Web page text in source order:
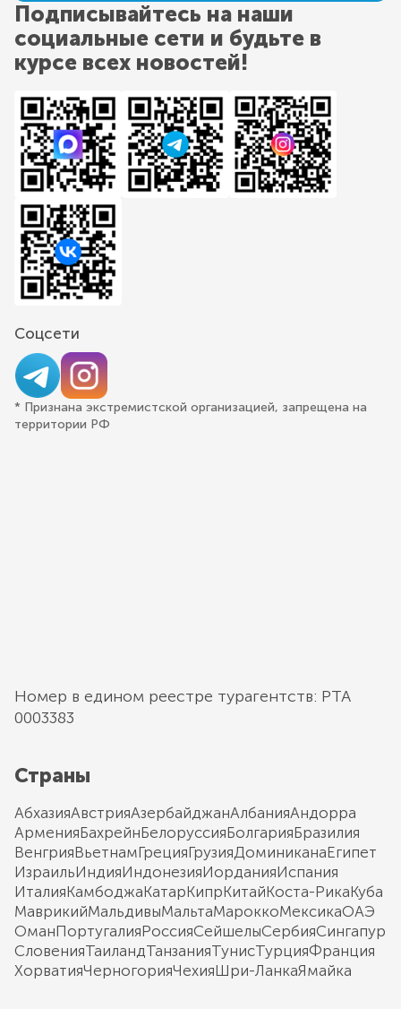
Подписывайтесь на наши
социальные сети и будьте в
курсе всех новостей!
Соцсети
* Признана экстремистской организацией, запрещена на
территории РФ
Номер в едином реестре турагентств: РТА
0003383
Страны
АбхазияАвстрияАзербайджанАлбанияАндорра
АрменияБахрейнБелоруссияБолгарияБразилия
ВенгрияВьетнамГрецияГрузияДоминиканаЕгипет
ИзраильИндияИндонезияИорданияИспания
ИталияКамбоджаКатарКипрКитайКоста-РикаКуба
МаврикийМальдивыМальтаМароккоМексикаОАЭ
ОманПортугалияРоссияСейшелыСербияСингапур
СловенияТаиландТанзанияТунисТурцияФранция
ХорватияЧерногорияЧехияШри-ЛанкаЯмайка